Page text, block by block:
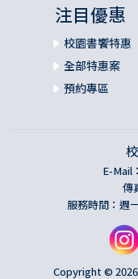
注目優惠
校園書饗特惠
全部特惠案
預約專區
E-Mail：
傳
服務時間：週
Copyright ©